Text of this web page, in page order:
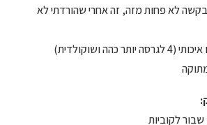
לא פחות מזה, זה אחרי שהורדתי לא